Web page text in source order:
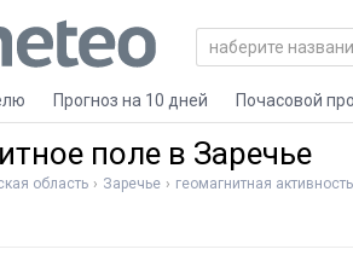
Прогноз на 10 дней Почасовой
поле в Заречье
область Заречье геомагнитная активность